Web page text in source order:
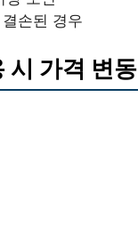
손된 경우
시 가격 변동